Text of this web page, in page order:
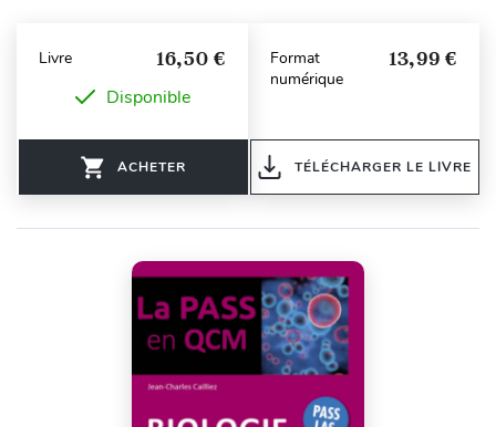
Livre 16,50 €
Disponible
ACHETER
Format
numérique
13,99 €
TÉLÉCHARGER LE LIVRE